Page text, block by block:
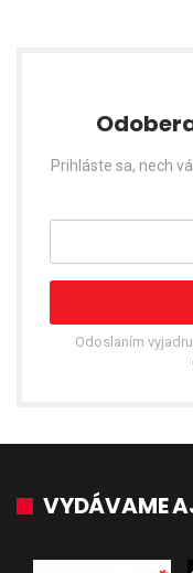
Prihláste sa, nech
Odoslaním
VYDÁVAME